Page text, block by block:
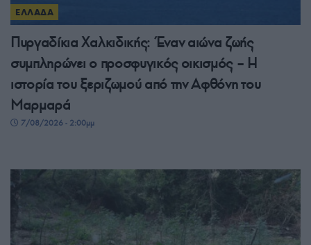
ΕΛΛΑΔΑ
Πυργαδίκια Χαλκιδικής: Έναν αιώνα ζωής
συμπληρώνει ο προσφυγικός οικισμός – Η
ιστορία του ξεριζωμού από την Αφθόνη του
Μαρμαρά
7/08/2026 - 2:00μμ